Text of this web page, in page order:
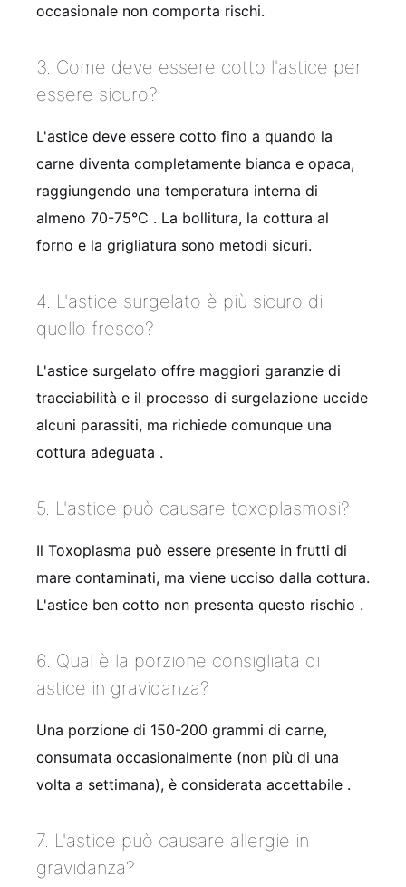
occasionale non comporta rischi.
3. Come deve essere cotto l'astice per
essere sicuro?
L'astice deve essere cotto fino a quando la
carne diventa completamente bianca e opaca,
raggiungendo una temperatura interna di
almeno 70-75°C . La bollitura, la cottura al
forno e la grigliatura sono metodi sicuri.
4. L'astice surgelato è più sicuro di
quello fresco?
L'astice surgelato offre maggiori garanzie di
tracciabilità e il processo di surgelazione uccide
alcuni parassiti, ma richiede comunque una
cottura adeguata .
5. L'astice può causare toxoplasmosi?
Il Toxoplasma può essere presente in frutti di
mare contaminati, ma viene ucciso dalla cottura.
L'astice ben cotto non presenta questo rischio .
6. Qual è la porzione consigliata di
astice in gravidanza?
Una porzione di 150-200 grammi di carne,
consumata occasionalmente (non più di una
volta a settimana), è considerata accettabile .
7. L'astice può causare allergie in
gravidanza?